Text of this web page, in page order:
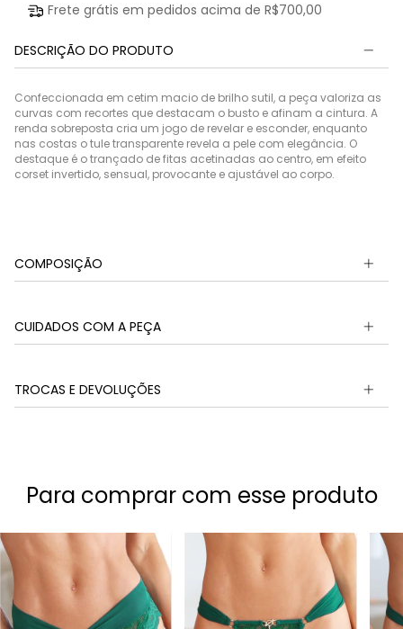
Frete grátis em pedidos acima de R$700,00
DESCRIÇÃO DO PRODUTO
Confeccionada em cetim macio de brilho sutil, a peça valoriza as
curvas com recortes que destacam o busto e afinam a cintura. A
renda sobreposta cria um jogo de revelar e esconder, enquanto
nas costas o tule transparente revela a pele com elegância. O
destaque é o trançado de fitas acetinadas ao centro, em efeito
corset invertido, sensual, provocante e ajustável ao corpo.
COMPOSIÇÃO
CUIDADOS COM A PEÇA
TROCAS E DEVOLUÇÕES
Para comprar com esse produto